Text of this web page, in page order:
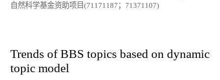
自然科学基金资助项目(71171187；71371107)
Trends of BBS topics based on dynamic
topic model